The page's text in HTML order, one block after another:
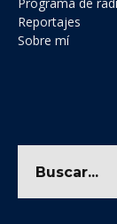
Reportajes
Sobre mí